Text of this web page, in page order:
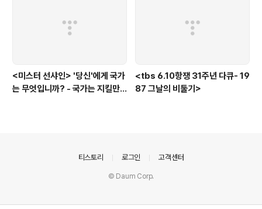
<미스터 선샤인> '당신'에게 국가
는 무엇입니까? - 국가는 지킬만
<tbs 6.10항쟁 31주년 다큐- 19
87 그날의 비둘기>
티스토리 로그인 고객센터
© Daum Corp.